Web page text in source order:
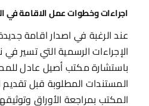
اجراءات وخطوات عمل الاقامة في
عند الرغبة في اصدار اقامة
الإجراءات الرسمية التي تسير في
باستشارة مكتب أصيل عادل
المستندات المطلوبة قبل
المكتب بمراجعة الأوراق